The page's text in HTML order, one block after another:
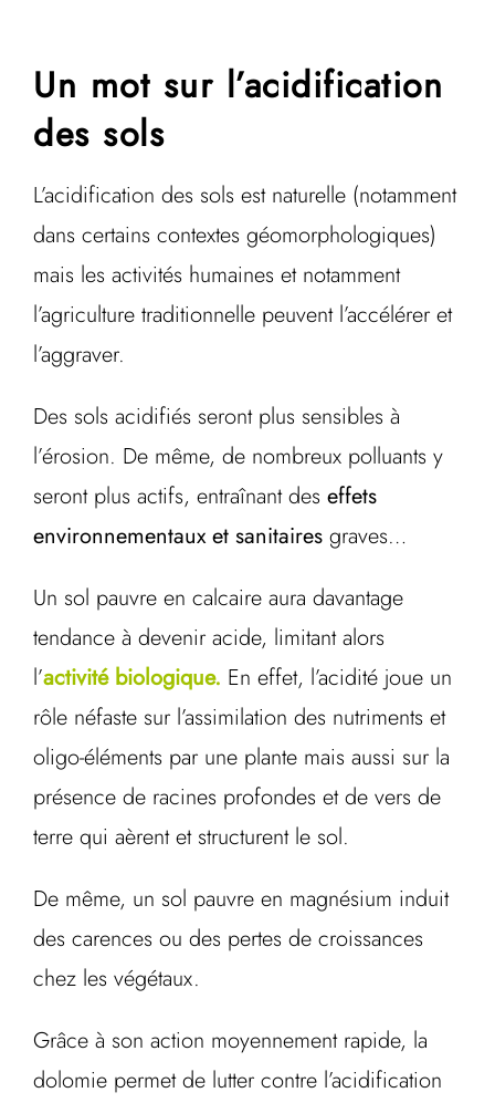
Un mot sur l’acidification
des sols
L’acidification des sols est naturelle (notamment
dans certains contextes géomorphologiques)
mais les activités humaines et notamment
l’agriculture traditionnelle peuvent l’accélérer et
l’aggraver.
Des sols acidifiés seront plus sensibles à
l’érosion. De même, de nombreux polluants y
seront plus actifs, entraînant des effets
environnementaux et sanitaires graves…
Un sol pauvre en calcaire aura davantage
tendance à devenir acide, limitant alors
l’activité biologique. En effet, l’acidité joue un
rôle néfaste sur l’assimilation des nutriments et
oligo-éléments par une plante mais aussi sur la
présence de racines profondes et de vers de
terre qui aèrent et structurent le sol.
De même, un sol pauvre en magnésium induit
des carences ou des pertes de croissances
chez les végétaux.
Grâce à son action moyennement rapide, la
dolomie permet de lutter contre l’acidification